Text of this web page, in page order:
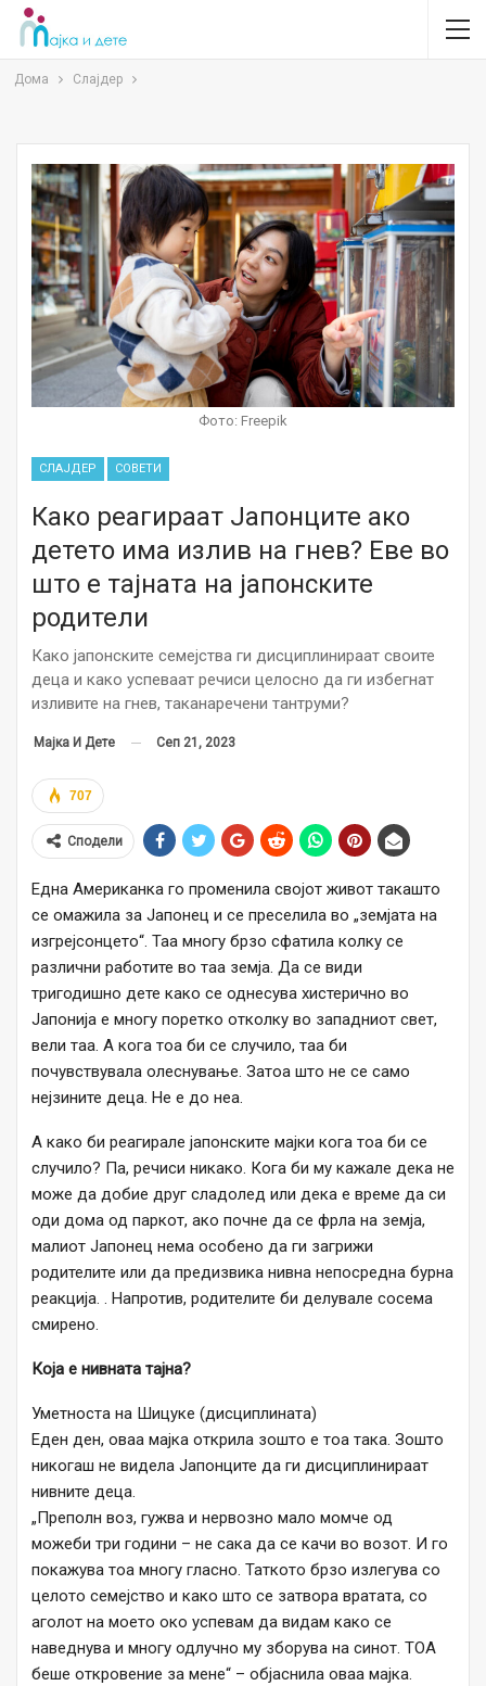
Дома Слајдер
Фото: Freepik
СЛАЈДЕР СОВЕТИ
Како реагираат Јапонците ако
детето има излив на гнев? Еве во
што е тајната на јапонските
родители
Како јапонските семејства ги дисциплинираат своите
деца и како успеваат речиси целосно да ги избегнат
изливите на гнев, таканаречени тантруми?
Мајка И Дете Сеп 21, 2023
707
Сподели
Една Американка го променила својот живот такашто
се омажила за Јапонец и се преселила во „земјата на
изгрејсонцето“. Таа многу брзо сфатила колку се
различни работите во таа земја. Да се види
тригодишно дете како се однесува хистерично во
Јапонија е многу поретко отколку во западниот свет,
вели таа. А кога тоа би се случило, таа би
почувствувала олеснување. Затоа што не се само
нејзините деца. Не е до неа.
А како би реагирале јапонските мајки кога тоа би се
случило? Па, речиси никако. Кога би му кажале дека не
може да добие друг сладолед или дека е време да си
оди дома од паркот, ако почне да се фрла на земја,
малиот Јапонец нема особено да ги загрижи
родителите или да предизвика нивна непосредна бурна
реакција. . Напротив, родителите би делувале сосема
смирено.
Која е нивната тајна?
Уметноста на Шицуке (дисциплината)
Еден ден, оваа мајка открила зошто е тоа така. Зошто
никогаш не видела Јапонците да ги дисциплинираат
нивните деца.
„Преполн воз, гужва и нервозно мало момче од
можеби три години – не сака да се качи во возот. И го
покажува тоа многу гласно. Таткото брзо излегува со
целото семејство и како што се затвора вратата, со
аголот на моето око успевам да видам како се
наведнува и многу одлучно му зборува на синот. ТОА
беше откровение за мене“ – објаснила оваа мајка.